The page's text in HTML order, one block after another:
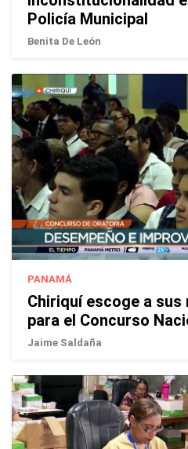
Policía Municipal
Benita De León
PANAMÁ
Chiriquí escoge a
para el Concurso
Jaime Saldaña